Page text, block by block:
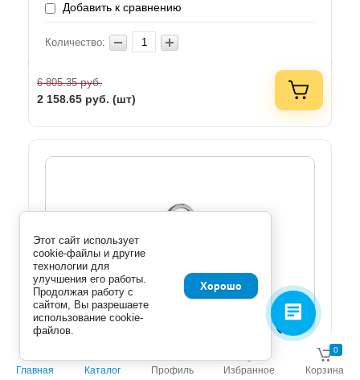
Добавить к сравнению
Количество:
6 805.35руб.
2 158.65 руб. (шт)
Basis LM3605C, смеситель для кухни с высоким
Главная Каталог Профиль Избранное
0
Корзина
Этот сайт использует
cookie-файлы и другие
технологии для
улучшения его работы.
Продолжая работу с
сайтом, Вы разрешаете
использование cookie-
файлов.
Хорошо